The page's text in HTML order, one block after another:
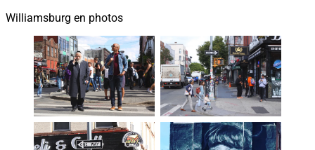
Williamsburg en photos